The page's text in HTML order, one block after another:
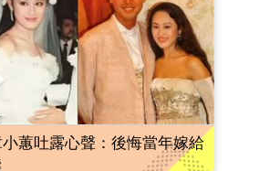
蕙吐露心聲：後悔當年嫁給